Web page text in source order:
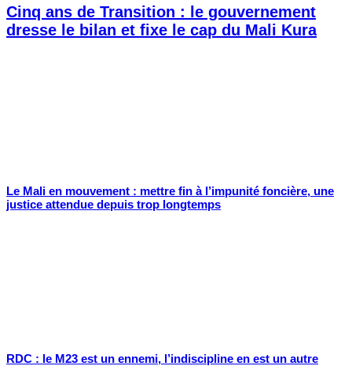
Cinq ans de Transition : le gouvernement
dresse le bilan et fixe le cap du Mali Kura
Le Mali en mouvement : mettre fin à l’impunité foncière, une
justice attendue depuis trop longtemps
RDC : le M23 est un ennemi, l’indiscipline en est un autre